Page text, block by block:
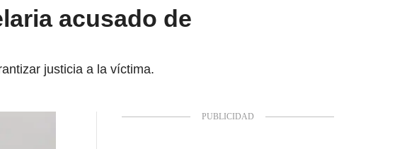
acusado de
justicia a la víctima.